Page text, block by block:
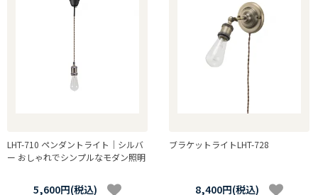
LHT-710 ペンダントライト｜シルバ
ー おしゃれでシンプルなモダン照明
5,600円(税込)
ブラケットライトLHT-728
8,400円(税込)